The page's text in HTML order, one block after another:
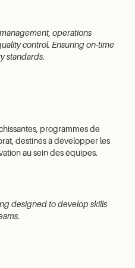
operations
control. Ensuring on-time
standards.
programmes de
destinés à développer les
au sein des équipes.
designed to develop skills